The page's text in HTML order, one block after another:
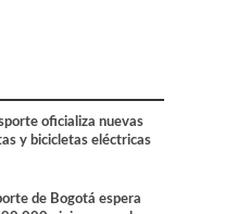
oficializa nuevas
y bicicletas eléctricas
de Bogotá espera